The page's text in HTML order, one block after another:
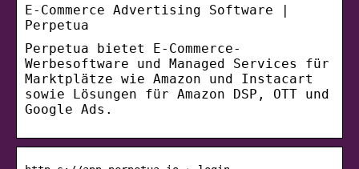
E-Commerce Advertising Software |
Perpetua
Perpetua bietet E-Commerce-
Werbesoftware und Managed Services für
Marktplätze wie Amazon und Instacart
sowie Lösungen für Amazon DSP, OTT und
Google Ads.